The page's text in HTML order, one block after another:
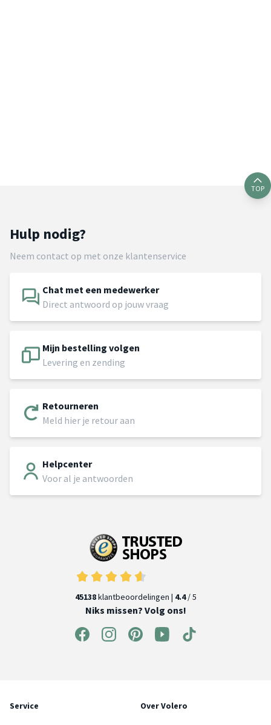
TOP
Hulp nodig?
Neem contact op met onze klantenservice
Chat met een medewerker
Direct antwoord op jouw vraag
Mijn bestelling volgen
Levering en zending
Retourneren
Meld hier je retour aan
Helpcenter
Voor al je antwoorden
45138klantbeoordelingen | 4.4/ 5
Niks missen? Volg ons!
Service Over Volero